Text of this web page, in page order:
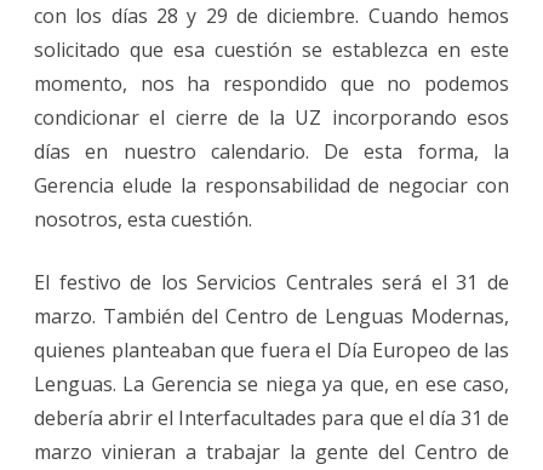
con los días 28 y 29 de diciembre. Cuando hemos
solicitado que esa cuestión se establezca en este
momento, nos ha respondido que no podemos
condicionar el cierre de la UZ incorporando esos
días en nuestro calendario. De esta forma, la
Gerencia elude la responsabilidad de negociar con
nosotros, esta cuestión.
El festivo de los Servicios Centrales será el 31 de
marzo. También del Centro de Lenguas Modernas,
quienes planteaban que fuera el Día Europeo de las
Lenguas. La Gerencia se niega ya que, en ese caso,
debería abrir el Interfacultades para que el día 31 de
marzo vinieran a trabajar la gente del Centro de